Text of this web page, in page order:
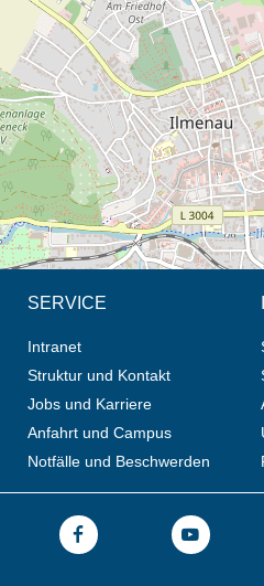
SERVICE
Intranet
Struktur und Kontakt
Jobs und Karriere
Anfahrt und Campus
Notfälle und Beschwerden